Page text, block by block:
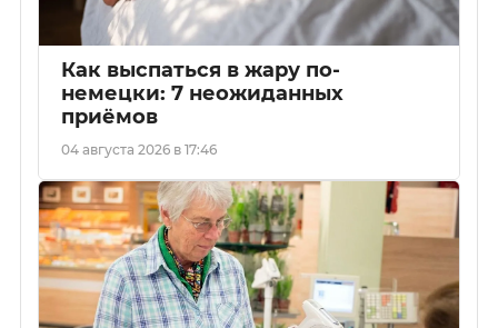
Как выспаться в жару по-
немецки: 7 неожиданных
приёмов
04 августа 2026 в 17:46